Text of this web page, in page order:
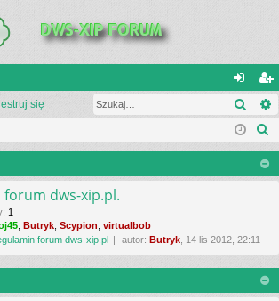
al
og
si
ar
ej
es
tru
się
forum dws-xip.pl.
: 1
Butryk Scypion virtualbob
forum dws-xip.pl autor: Butryk , 14 lis 2012, 22:11